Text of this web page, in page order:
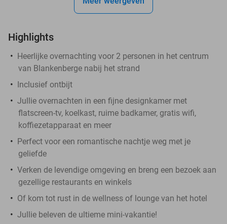
Highlights
Heerlijke overnachting voor 2 personen in het centrum
van Blankenberge nabij het strand
Inclusief ontbijt
Jullie overnachten in een fijne designkamer met
flatscreen-tv, koelkast, ruime badkamer, gratis wifi,
koffiezetapparaat en meer
Perfect voor een romantische nachtje weg met je
geliefde
Verken de levendige omgeving en breng een bezoek aan
gezellige restaurants en winkels
Of kom tot rust in de wellness of lounge van het hotel
Jullie beleven de ultieme mini-vakantie!